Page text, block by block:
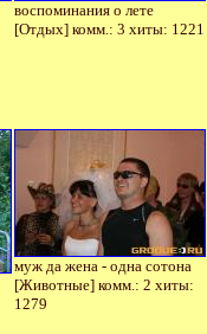
воспоминания о лете
[Отдых] комм.: 3 хиты: 1221
муж да жена - одна сотона
[Животные] комм.: 2 хиты:
1279